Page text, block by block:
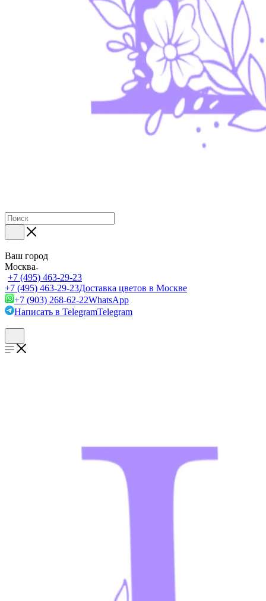
Ваш город
Москва
+7 (495) 463-29-23
+7 (495) 463-29-23Доставка цветов в Москве
+7 (903) 268-62-22WhatsApp
Написать в TelegramTelegram